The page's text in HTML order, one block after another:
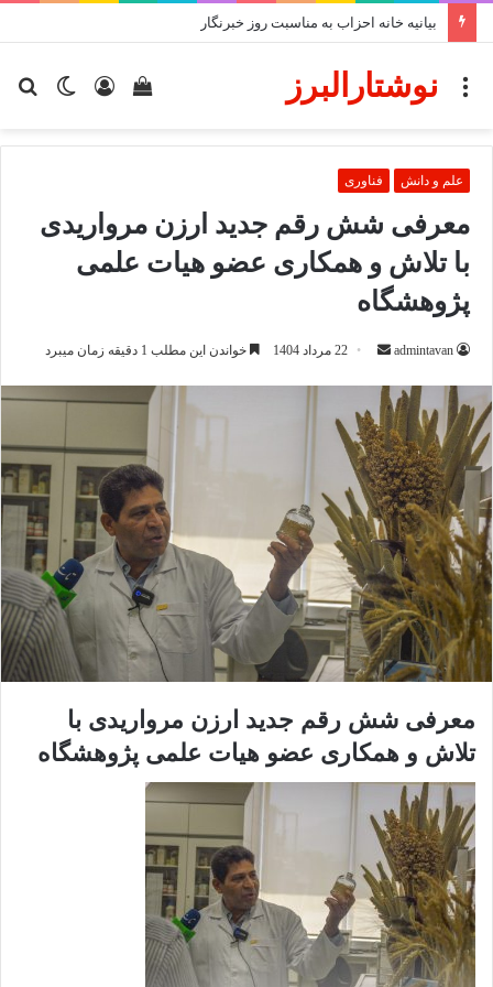
بیانیه خانه احزاب به مناسبت روز خبرنگار
تغییر
ورود
دیدن
خرید
نوشتارالبرزمنو
علم و دانش فناوری
معرفی شش رقم جدید ارزن مرواریدی
با تلاش و همکاری عضو هیات علمی
پژوهشگاه
admintavan
ارسال22 مرداد 1404 خواندن این مطلب 1 دقیقه زمان میبرد
معرفی شش رقم جدید ارزن مرواریدی با
تلاش و همکاری عضو هیات علمی پژوهشگاه